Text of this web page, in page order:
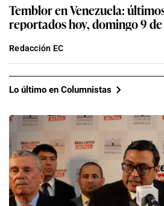
Temblor en Venezuela:
reportados hoy, domingo 9
Redacción EC
Lo último en Columnistas